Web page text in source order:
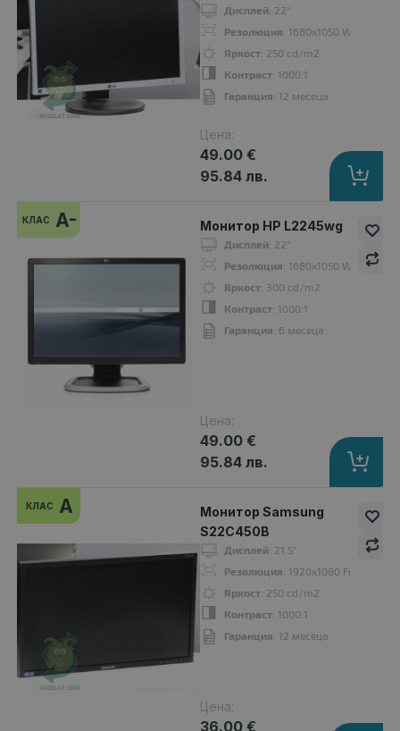
36.00 €
Гаранция
A
Монитор Philips 225B1
Дисплей
: 1680x1050 WSXGA+16:10
Дисплей: 22"
Резолюция: 1680x1050
Яркост: 250 cd/m2
Контраст: 1000:1
Гаранция: 12 месеца
Цена:
49.00 €
95.84 лв.
КЛАС A- Монитор HP L2245wg
Дисплей: 22"
Резолюция: 1680x1050
Яркост: 300 cd/m2
Контраст: 1000:1
Гаранция: 6 месеца
Цена:
49.00 €
95.84 лв.
КЛАС A
Монитор Samsung
S22C450B
Дисплей: 21.5"
Резолюция: 1920x1080 Full HD
Яркост: 250 cd/m2
Контраст: 1000:1
Гаранция: 12 месеца
Цена:
36.00 €